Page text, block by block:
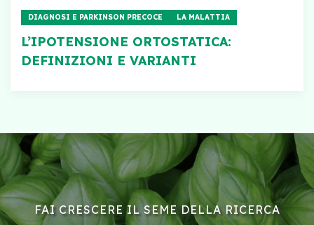
DIAGNOSI E PARKINSON PRECOCE LA MALATTIA
L’IPOTENSIONE ORTOSTATICA:
DEFINIZIONI E VARIANTI
FAI CRESCERE IL SEME DELLA RICERCA